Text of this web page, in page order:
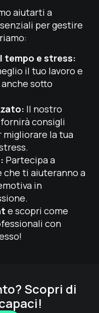
aiutarti a
per gestire
tempo e stress:
il tuo lavoro e
sotto
Il nostro
consigli
la tua
Partecipa a
che ti aiuteranno a
in
e scopri come
con
Scopri di